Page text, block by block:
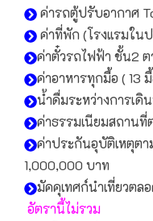
ค่ารถตู้ปรับอากาศ
ค่าที่พัก (โรงแรมใน
ค่าตั๋วรถไฟฟ้า ชั้น2
ค่าอาหารทุกมื้อ ( 13
น้ำดื่มระหว่างการเดิ
ค่าธรรมเนียมสถานที่
ค่าประกันอุบัติเหตุตา
1,000,000 บาท
มัคคุเทศก์นำเที่ยวตล
อัตรานี้ไม่รวม